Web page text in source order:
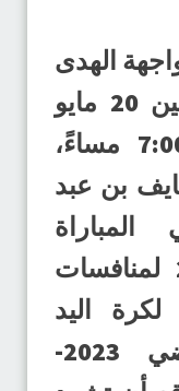
الهدى
مع الخليج يوم غدًا الاثنين 20 مايو
2024م، عند الساعة 7:00 مساءً،
بن عبد
المؤجلة من الجولة 20 لمنافسات
لكرة اليد
للكبار للموسم الرياضي 2023-